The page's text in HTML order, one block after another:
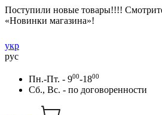
Поступили новые товары!!!!
«Новинки магазина»!
укр
рус
Пн.-Пт. - 900-1800
Сб., Вс. - по договоренности